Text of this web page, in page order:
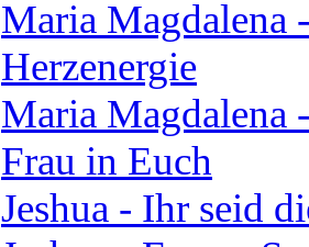
Maria Magdalena
Herzenergie
Maria Magdalena
Frau in Euch
Jeshua - Ihr seid